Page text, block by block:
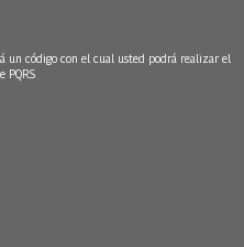
un código con el cual usted podrá realizar el
PQRS